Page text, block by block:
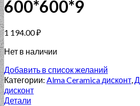
600*600*9
1 194.00₽
Нет в наличии
Добавить в список желаний
Категории: Alma Ceramica дисконт,
дисконт
Детали